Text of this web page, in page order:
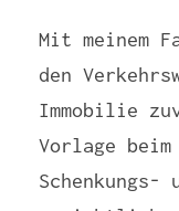
Mit meinem
den
Immobilie
Vorlage beim